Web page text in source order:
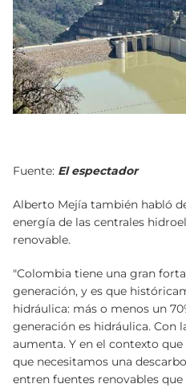
Fuente: El espectador
Alberto Mejía también habló
energía de las centrales
renovable.
"Colombia tiene una gran
generación, y es que
hidráulica: más o menos un
generación es hidráulica. Con
aumenta. Y en el contexto
que necesitamos una
entren fuentes renovables